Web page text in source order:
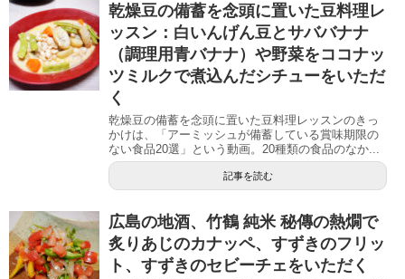
乾燥豆の備蓄を念頭に置いた豆料理レ
ッスン：白いんげん豆とサババナナ
（調理用青バナナ）や野菜をココナッ
ツミルクで煮込んだシチューをいただ
く
乾燥豆の備蓄を念頭に置いた豆料理レッスンのきっ
かけは、「アーミッシュが備蓄している賞味期限の
ない食品20選」という動画。20種類の食品のなか...
記事を読む
広島の地酒、竹鶴 純米 秘傳の熱燗で
炙りあじのカナッペ、すずきのフリッ
ト、すずきのセビーチェをいただく